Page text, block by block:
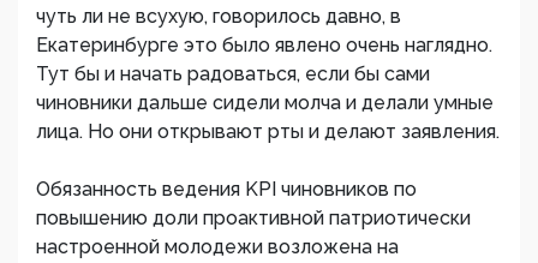
чуть ли не всухую, говорилось давно, в
Екатеринбурге это было явлено очень наглядно.
Тут бы и начать радоваться, если бы сами
чиновники дальше сидели молча и делали умные
лица. Но они открывают рты и делают заявления.
Обязанность ведения KPI чиновников по
повышению доли проактивной патриотически
настроенной молодежи возложена на